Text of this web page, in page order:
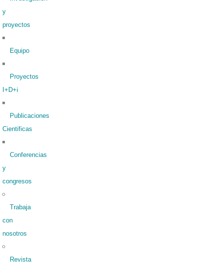
y
proyectos
Equipo
Proyectos
I+D+i
Publicaciones
Cientificas
Conferencias
y
congresos
Trabaja
con
nosotros
Revista